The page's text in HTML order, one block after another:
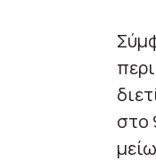
στο